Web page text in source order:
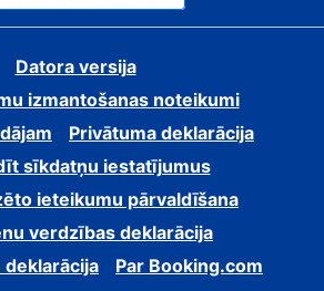
Datora versija
izmantošanas noteikumi
Privātuma deklarācija
sīkdatņu iestatījumus
ieteikumu pārvaldīšana
verdzības deklarācija
Par Booking.com